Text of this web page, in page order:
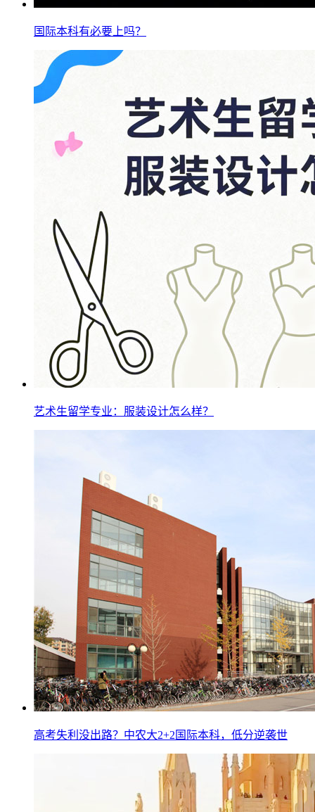
国际本科有必要上吗？
艺术生留学专业：服装设计怎么样？
高考失利没出路？中农大2+2国际本科，低分逆袭世